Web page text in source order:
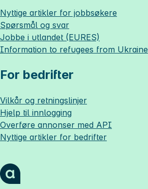
Nyttige artikler for jobbsøkere
Spørsmål og svar
Jobbe i utlandet (EURES)
Information to refugees from Ukraine
For bedrifter
Vilkår og retningslinjer
Hjelp til innlogging
Overføre annonser med API
Nyttige artikler for bedrifter